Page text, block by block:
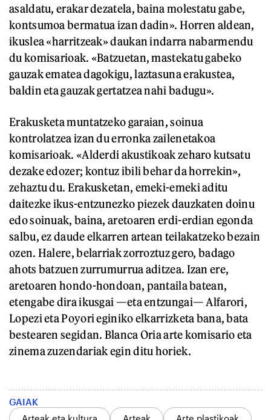
asaldatu, erakar dezatela, baina molestatu gabe,
kontsumoa bermatua izan dadin». Horren aldean,
ikuslea «harritzeak» daukan indarra nabarmendu
du komisarioak. «Batzuetan, mastekatu gabeko
gauzak ematea dagokigu, laztasuna erakustea,
baldin eta gauzak gertatzea nahi badugu».
Erakusketa muntatzeko garaian, soinua
kontrolatzea izan du erronka zailenetakoa
komisarioak. «Alderdi akustikoak zeharo kutsatu
dezake edozer; kontuz ibili behar da horrekin»,
zehaztu du. Erakusketan, emeki-emeki aditu
daitezke ikus-entzunezko piezek dauzkaten doinu
edo soinuak, baina, aretoaren erdi-erdian egonda
salbu, ez daude elkarren artean teilakatzeko bezain
ozen. Halere, belarriak zorroztuz gero, badago
ahots batzuen zurrumurrua aditzea. Izan ere,
aretoaren hondo-hondoan, pantaila batean,
etengabe dira ikusgai —eta entzungai— Alfarori,
Lopezi eta Poyori eginiko elkarrizketa bana, bata
bestearen segidan. Blanca Oria arte komisario eta
zinema zuzendariak egin ditu horiek.
GAIAK